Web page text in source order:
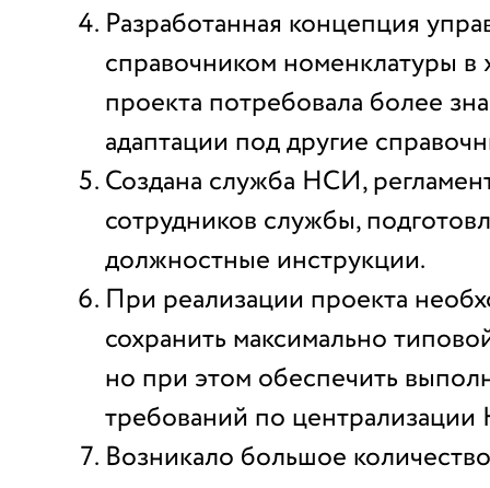
Разработанная концепция
справочником номенклатуры
проекта потребовала более
адаптации под другие
Создана служба НСИ,
сотрудников службы,
должностные инструкции.
При реализации проекта
сохранить максимально
но при этом обеспечить
требований по
Возникало большое количество